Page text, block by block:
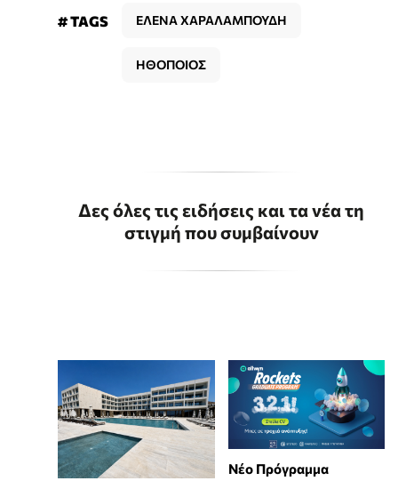
# TAGS ΕΛΕΝΑ ΧΑΡΑΛΑΜΠΟΥΔΗ
ΗΘΟΠΟΙΟΣ
Δες όλες τις ειδήσεις και τα νέα τη
στιγμή που συμβαίνουν
Νέο Πρόγραμμα